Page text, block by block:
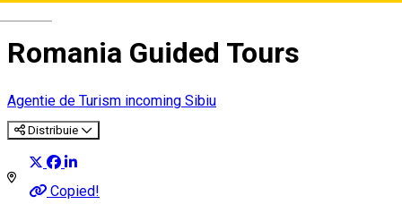
Romania Guided Tours
Agentie de Turism incoming Sibiu
Distribuie
Copied!